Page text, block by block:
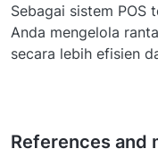
Sebagai sistem POS
Anda mengelola
secara lebih efisien
References and